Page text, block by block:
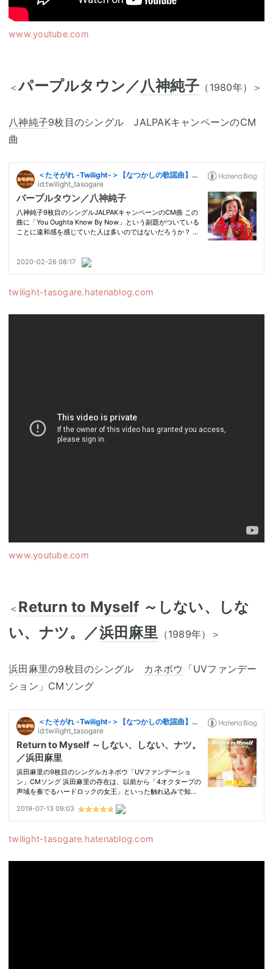
www.youtube.com
＜パープルタウン／八神純子 （1980年）＞
八神純子9枚目のシングル JALPAKキャンペーンのCM
曲
twilight-tasogare.hatenablog.com
www.youtube.com
＜ Return to Myself ～しない、しな
い、ナツ。／浜田麻里 （1989年）＞
浜田麻里の9枚目のシングル カネボウ 「UVファンデー
ション」CMソング
twilight-tasogare.hatenablog.com